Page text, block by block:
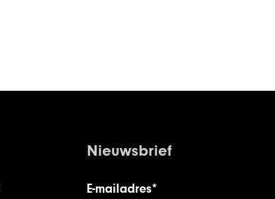
Nieuwsbrief
E-mailadres*